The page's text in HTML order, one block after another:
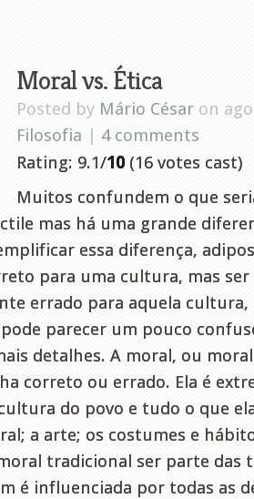
Moral vs. Ética
Posted by Mário César on
Filosofia | 4 comments
Rating: 9.1/10 (16 votes cast)
Muitos confundem o que
mas há uma grande
essa diferença,
para uma cultura, mas
errado para aquela
parecer um pouco
detalhes. A moral, ou
correto ou errado. Ela é
do povo e tudo o que
a arte; os costumes e
tradicional ser parte das
é influenciada por todas as